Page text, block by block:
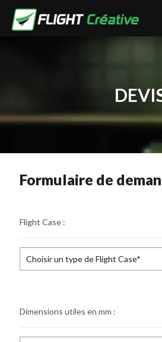
Formulaire de
Flight Case :
Dimensions utiles en mm :